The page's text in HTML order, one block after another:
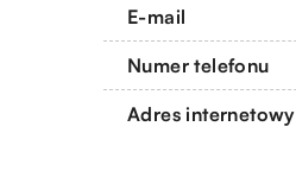
E-mail
Numer telefonu
Adres internetowy